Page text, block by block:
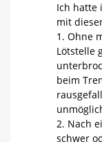
Ich hatte
mit
1. Ohne
Lötstelle
beim
2. Nach
schwer